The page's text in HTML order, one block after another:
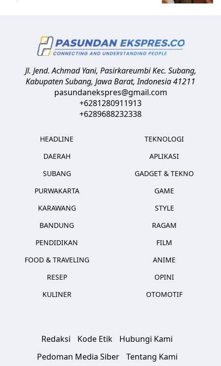
Jl. Jend. Achmad Yani, Pasirkareumbi Kec. Subang,
Kabupaten Subang, Jawa Barat,Indonesia41211
pasundanekspres@gmail.com
+6281280911913
+6289688232338
HEADLINE
DAERAH
SUBANG
PURWAKARTA
KARAWANG
BANDUNG
PENDIDIKAN
FOOD & TRAVELING
RESEP
KULINER
TEKNOLOGI
APLIKASI
GADGET & TEKNO
GAME
STYLE
RAGAM
FILM
ANIME
OPINI
OTOMOTIF
Redaksi Kode Etik
Hubungi Kami
Pedoman Media Siber
Tentang Kami